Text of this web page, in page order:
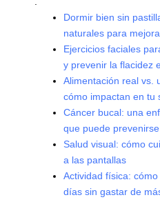
Dormir bien sin
naturales para
Ejercicios faciales
y prevenir la flacidez
Alimentación real vs.
cómo impactan en tu
Cáncer bucal: una
que puede prevenirse
Salud visual: cómo
a las pantallas
Actividad física:
días sin gastar de